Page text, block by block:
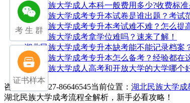
湖北民族大学成人本科一般费用多少?收费标准
湖北民族大学成考专升本试卷是谁出题？考试
湖北民族大学成考专升本考试难不难？怎么提
湖北民族大学成考拿学位难吗？速来了解！
湖北民族大学成考专升本缺考能不能记录档案
湖北民族大学成考专升本怎么备考？经验都在
湖北民族大学成人高考和开放大学的大学哪个
咨询电话：027-86646545当前位置： 湖北民族大学成
湖北民族大学成考流程全解析，新手必看攻略！
考 生 群
证书样本